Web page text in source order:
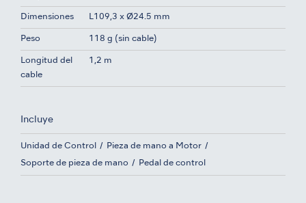
Dimensiones L109,3 x Ø24.5 mm
Peso 118 g (sin cable)
Longitud del
cable
1,2 m
Incluye
Unidad de Control Pieza de mano a Motor
Soporte de pieza de mano Pedal de control